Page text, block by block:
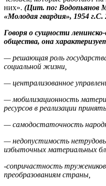
них». (Цит. по: Водопьянов
«Молодая гвардия», 1954 г.С.
Говоря о сущности
общества, она
— решающая роль
социальной жизни,
— централизованное
— мобилизационность
ресурсов в реализации
— самодостаточность
— недопустимость
избыточных материальных
-сопричастность тружеников
преобразованиям страны,